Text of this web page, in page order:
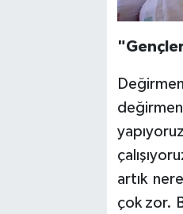
artık
çok zor.